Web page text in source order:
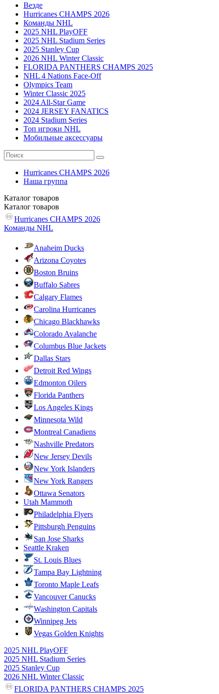
Везде
Hurricanes CHAMPS 2026
Команды NHL
2025 NHL PlayOFF
2025 NHL Stadium Series
2025 Stanley Cup
2026 NHL Winter Classic
FLORIDA PANTHERS CHAMPS 2025
NHL 4 Nations Face-Off
Olympics Team
Winter Classic 2025
2024 All-Star Game
2024 JERSEY FANATICS
2024 Stadium Series
Топ игроки NHL
Мобильные аксессуары
Hurricanes CHAMPS 2026
Наша группа
Каталог товаров
Каталог товаров
Hurricanes CHAMPS 2026
Команды NHL
Anaheim Ducks
Arizona Coyotes
Boston Bruins
Buffalo Sabres
Calgary Flames
Carolina Hurricanes
Chicago Blackhawks
Colorado Avalanche
Columbus Blue Jackets
Dallas Stars
Detroit Red Wings
Edmonton Oilers
Florida Panthers
Los Angeles Kings
Minnesota Wild
Montreal Canadiens
Nashville Predators
New Jersey Devils
New York Islanders
New York Rangers
Ottawa Senators
Utah Mammoth
Philadelphia Flyers
Pittsburgh Penguins
San Jose Sharks
Seattle Kraken
St. Louis Blues
Tampa Bay Lightning
Toronto Maple Leafs
Vancouver Canucks
Washington Capitals
Winnipeg Jets
Vegas Golden Knights
2025 NHL PlayOFF
2025 NHL Stadium Series
2025 Stanley Cup
2026 NHL Winter Classic
FLORIDA PANTHERS CHAMPS 2025